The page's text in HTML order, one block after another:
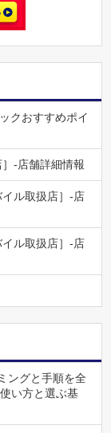
クおすすめポイ
-店舗詳細情報
ル取扱店］-店
ル取扱店］-店
ングと手順を全
い方と選ぶ基